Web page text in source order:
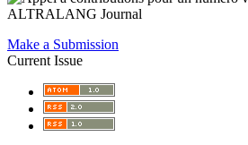
Make a Submission
Current Issue